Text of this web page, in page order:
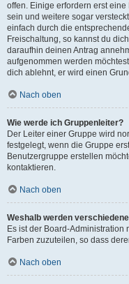
offen. Einige erfordern erst
sein und weitere sogar
einfach durch die
Freischaltung, so kannst du
daraufhin deinen Antrag
aufgenommen werden
dich ablehnt, er wird einen
Nach oben
Wie werde ich Gruppenleiter?
Der Leiter einer Gruppe wird
festgelegt, wenn die Gruppe
Benutzergruppe erstellen
kontaktieren.
Nach oben
Weshalb werden
Es ist der Board-
Farben zuzuteilen, so dass
Nach oben